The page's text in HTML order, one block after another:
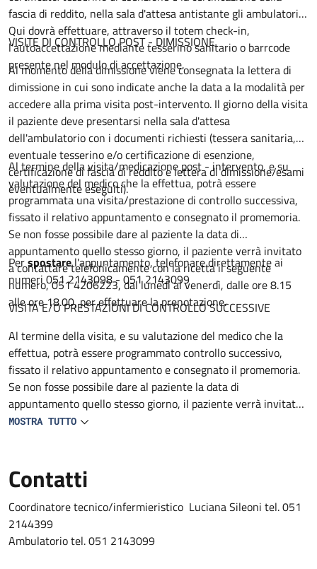
fascia di reddito, nella sala d'attesa antistante gli ambulatori.
Qui dovrà effettuare, attraverso il totem check-in,
l'autoaccettazione mediante tesserino sanitario o barrcode
presente nel modulo di accettazione.
VISITE DI CONTROLLO POST - DIMISSIONE
Al momento della dimissione viene consegnata la lettera di
dimissione in cui sono indicate anche la data a la modalità per
accedere alla prima visita post-intervento. Il giorno della visita
il paziente deve presentarsi nella sala d'attesa
dell'ambulatorio con i documenti richiesti (tessera sanitaria,
eventuale tesserino e/o certificazione di esenzione,
certificazione di fascia di reddito e lettera di dimissione/esami
eventualmente eseguiti).
Al termine della visita/medicazione post - intervento, e su
valutazione del medico che la effettua, potrà essere
programmata una visita/prestazione di controllo successiva,
fissato il relativo appuntamento e consegnato il promemoria.
Se non fosse possibile dare al paziente la data di
appuntamento quello stesso giorno, il paziente verrà invitato
a contattare telefonicamente con la ricetta il seguente
numero, 051 4206223, dal lunedì al venerdì, dalle ore 8.15
alle ore 18.00, per effettuare la prenotazione.
Perspostarel'appuntamento, telefonare direttamente ai
numeri 051 2143098 - 051 2143099
VISITA E/O PRESTAZIONI DI CONTROLLO SUCCESSIVE
Al termine della visita, e su valutazione del medico che la
effettua, potrà essere programmato controllo successivo,
fissato il relativo appuntamento e consegnato il promemoria.
Se non fosse possibile dare al paziente la data di
appuntamento quello stesso giorno, il paziente verrà invitato
a contattare telefonicamente con la ricetta il seguente
MOSTRA TUTTO
Contatti
Coordinatore tecnico/infermieristico Luciana Sileoni tel. 051
2144399
Ambulatorio tel. 051 2143099